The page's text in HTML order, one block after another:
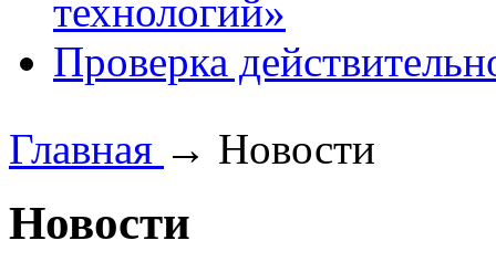
технологий»
Проверка
Главная → Новости
Новости